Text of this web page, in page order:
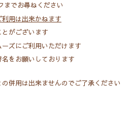
でお尋ねください
用は出来かねます
がございます
ズにご利用いただけます
をお願いしております
併用は出来ませんのでご了承ください